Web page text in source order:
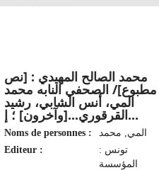
محمد الصالح المهيدي : [نص
مطبوع]/ الصحفي النابه محمد
المي، أنس الشابي، رشيد
القرقوري...[وآخرون] ؛ إ...
Noms de personnes :
المي‏, ‏محمد‏
Editeur :
تونس :
المؤسسة